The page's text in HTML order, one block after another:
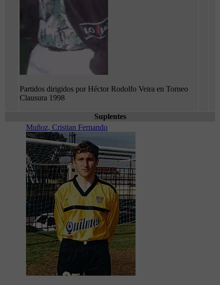
Partidos dirigidos por Héctor Rodolfo Veira en Torneo
Clausura 1998
Suplentes
Muñoz, Cristian Fernando